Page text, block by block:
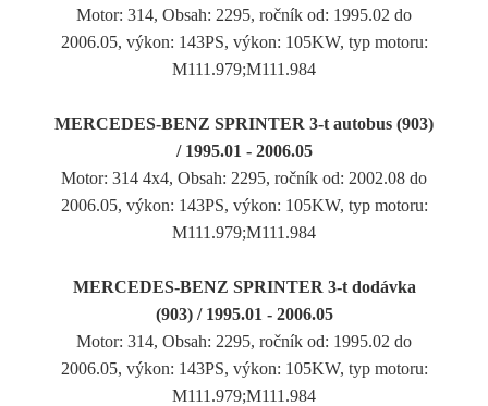
Motor: 314, Obsah: 2295, ročník od: 1995.02 do
2006.05, výkon: 143PS, výkon: 105KW, typ motoru:
M111.979;M111.984
MERCEDES-BENZ SPRINTER 3-t autobus (903)
/ 1995.01 - 2006.05
Motor: 314 4x4, Obsah: 2295, ročník od: 2002.08 do
2006.05, výkon: 143PS, výkon: 105KW, typ motoru:
M111.979;M111.984
MERCEDES-BENZ SPRINTER 3-t dodávka
(903) / 1995.01 - 2006.05
Motor: 314, Obsah: 2295, ročník od: 1995.02 do
2006.05, výkon: 143PS, výkon: 105KW, typ motoru:
M111.979;M111.984